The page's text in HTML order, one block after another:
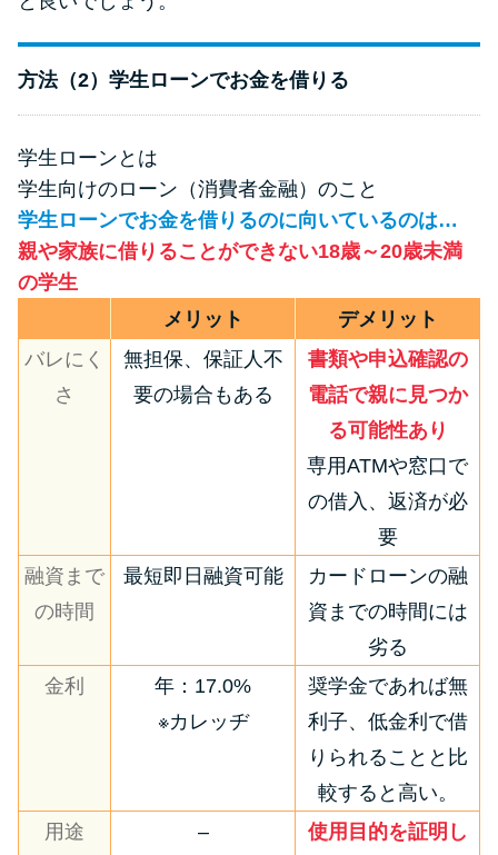
方法（2）学生ローンでお金を借りる
学生ローンとは
学生向けのローン（消費者金融）のこと
学生ローンでお金を借りるのに向いているのは…
親や家族に借りることができない18歳～20歳未満
の学生
メリット
デメリット
バレにく
さ
無担保、保証人不
要の場合もある
書類や申込確認の
電話で親に見つか
る可能性あり
専用ATMや窓口で
の借入、返済が必
要
融資まで
の時間
最短即日融資可能
カードローンの融
資までの時間には
劣る
金利
年：17.0%
※カレッヂ
奨学金であれば無
利子、低金利で借
りられることと比
較すると高い。
用途
–
使用目的を証明し